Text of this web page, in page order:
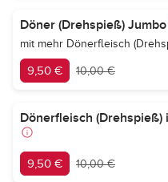
Döner (Drehspieß) Jumbo
mit mehr Dönerfleisch
9,50 € 10,00 €
Dönerfleisch (Drehspieß)
9,50 € 10,00 €